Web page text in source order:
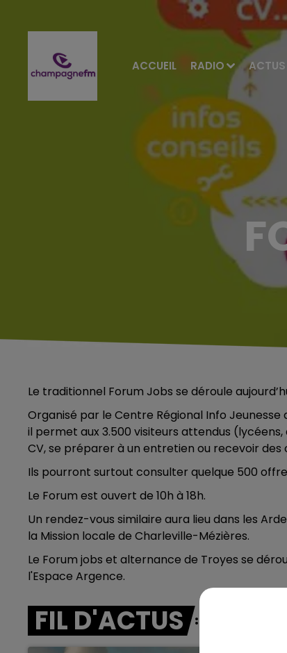
ACCUEIL RADIO ACTUS
11h00 - 16h00
Le traditionnel Forum Jobs se déroule
Organisé par le Centre Régional Info
il permet aux 3.500 visiteurs attendus
CV, se préparer à un entretien ou recevoir des
Ils pourront surtout consulter quelque 500
Le Forum est ouvert de 10h à 18h.
Un rendez-vous similaire aura lieu dans les
la Mission locale de Charleville-Mézières.
Le Forum jobs et alternance de Troyes se
l'Espace Argence.
FIL D'ACTUS